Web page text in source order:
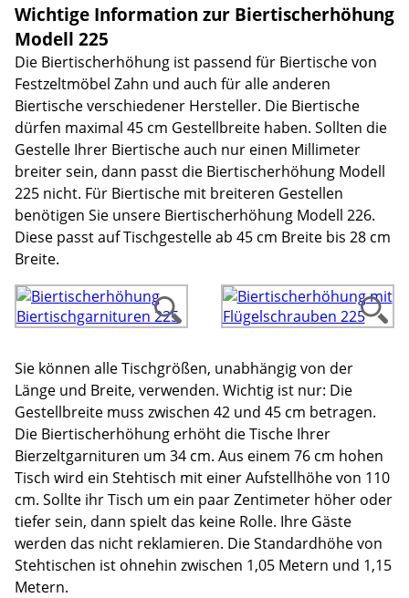
Wichtige Information zur Biertischerhöhung
Modell 225
Die Biertischerhöhung ist passend für Biertische von
Festzeltmöbel Zahn und auch für alle anderen
Biertische verschiedener Hersteller. Die Biertische
dürfen maximal 45 cm Gestellbreite haben. Sollten die
Gestelle Ihrer Biertische auch nur einen Millimeter
breiter sein, dann passt die Biertischerhöhung Modell
225 nicht. Für Biertische mit breiteren Gestellen
benötigen Sie unsere Biertischerhöhung Modell 226.
Diese passt auf Tischgestelle ab 45 cm Breite bis 28 cm
Breite.
Sie können alle Tischgrößen, unabhängig von der
Länge und Breite, verwenden. Wichtig ist nur: Die
Gestellbreite muss zwischen 42 und 45 cm betragen.
Die Biertischerhöhung erhöht die Tische Ihrer
Bierzeltgarnituren um 34 cm. Aus einem 76 cm hohen
Tisch wird ein Stehtisch mit einer Aufstellhöhe von 110
cm. Sollte ihr Tisch um ein paar Zentimeter höher oder
tiefer sein, dann spielt das keine Rolle. Ihre Gäste
werden das nicht reklamieren. Die Standardhöhe von
Stehtischen ist ohnehin zwischen 1,05 Metern und 1,15
Metern.